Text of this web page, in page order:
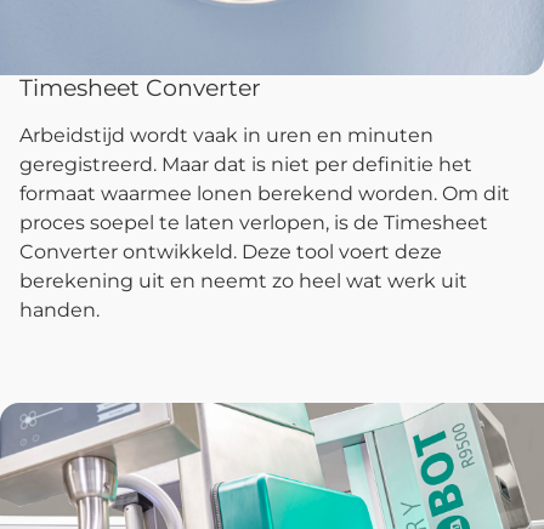
Timesheet Converter
Arbeidstijd wordt vaak in uren en minuten
geregistreerd. Maar dat is niet per definitie het
formaat waarmee lonen berekend worden. Om dit
proces soepel te laten verlopen, is de Timesheet
Converter ontwikkeld. Deze tool voert deze
berekening uit en neemt zo heel wat werk uit
handen.